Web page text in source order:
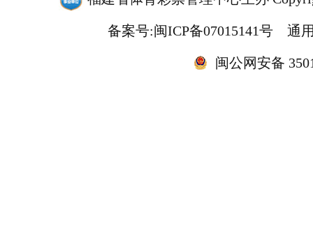
备案号:闽ICP备07015141号 通用
闽公网安备